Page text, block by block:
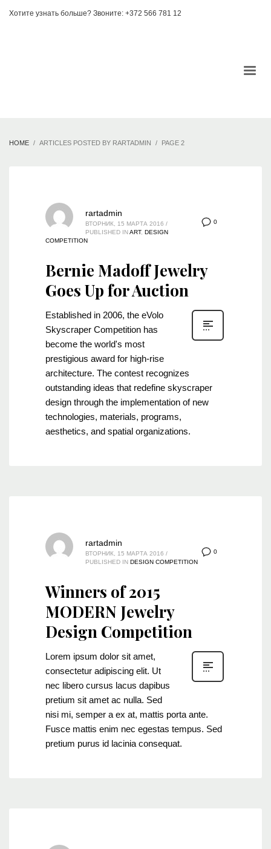
Хотите узнать больше? Звоните: +372 566 781 12
HOME ARTICLES POSTED BY RARTADMIN PAGE 2
0
rartadmin
ВТОРНИК, 15 МАРТА 2016 /
PUBLISHED INART, DESIGN
COMPETITION
Bernie Madoff Jewelry
Goes Up for Auction
Established in 2006, the eVolo
Skyscraper Competition has
become the world's most
prestigious award for high-rise
architecture. The contest recognizes
outstanding ideas that redefine skyscraper
design through the implementation of new
technologies, materials, programs,
aesthetics, and spatial organizations.
0
rartadmin
ВТОРНИК, 15 МАРТА 2016 /
PUBLISHED IN DESIGN COMPETITION
Winners of 2015
MODERN Jewelry
Design Competition
Lorem ipsum dolor sit amet,
consectetur adipiscing elit. Ut
nec libero cursus lacus dapibus
pretium sit amet ac nulla. Sed
nisi mi, semper a ex at, mattis porta ante.
Fusce mattis enim nec egestas tempus. Sed
pretium purus id lacinia consequat.